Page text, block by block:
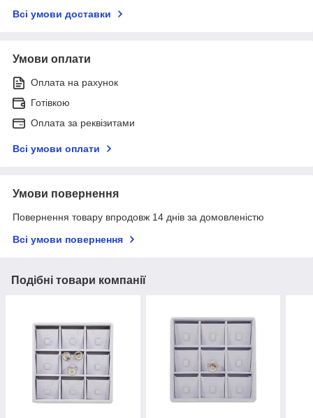
Всі умови доставки
Умови оплати
Оплата на рахунок
Готівкою
Оплата за реквізитами
Всі умови оплати
Умови повернення
Повернення товару впродовж 14 днів за домовленістю
Всі умови повернення
Подібні товари компанії